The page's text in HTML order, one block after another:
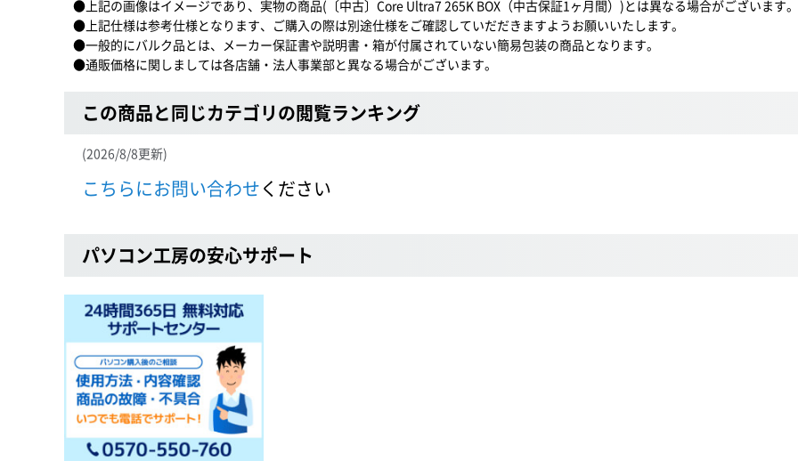
●上記の画像はイメージであり、実物の商品(〔中古〕Core Ultra7 265K BOX（中古保証1ヶ月間）)とは異なる場合がございます。
●上記仕様は参考仕様となります、ご購入の際は別途仕様をご確認していだだきますようお願いいたします。
●一般的にバルク品とは、メーカー保証書や説明書・箱が付属されていない簡易包装の商品となります。
●通販価格に関しましては各店舗・法人事業部と異なる場合がございます。
この商品と同じカテゴリの閲覧ランキング
(2026/8/8更新)
こちらにお問い合わせください
パソコン工房の安心サポート